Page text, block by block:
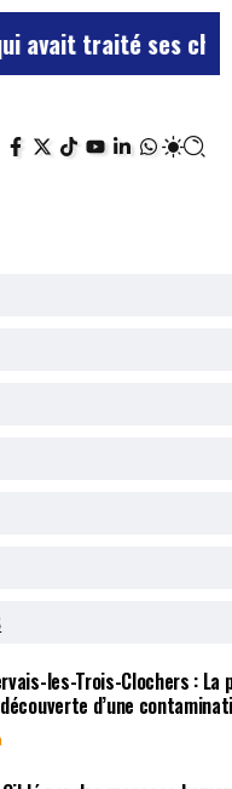
ses chefs de
les-Trois-Clochers :
d’une